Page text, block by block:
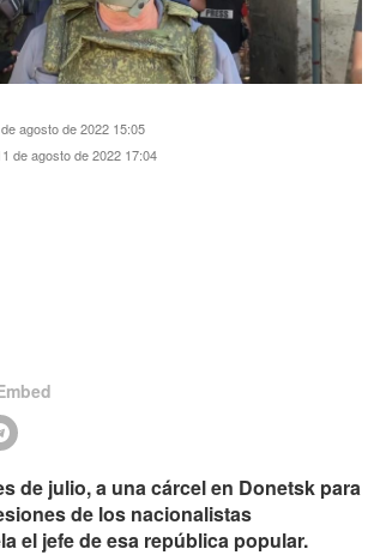
agosto de 2022 15:05
de agosto de 2022 17:04
de julio, a una cárcel en Donetsk para
de los nacionalistas
el jefe de esa república popular.